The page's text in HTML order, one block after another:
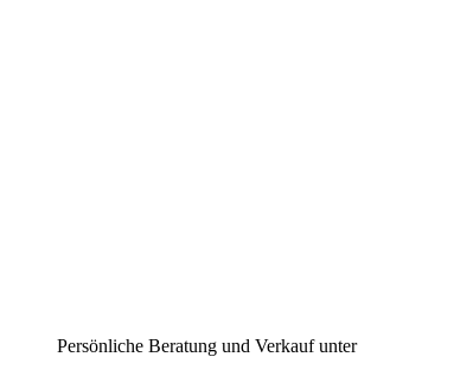
Persönliche Beratung und Verkauf unter